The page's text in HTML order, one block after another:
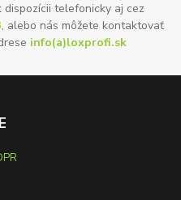
telefonicky aj cez
, alebo nás môžete kontaktovať
info(a)loxprofi.sk